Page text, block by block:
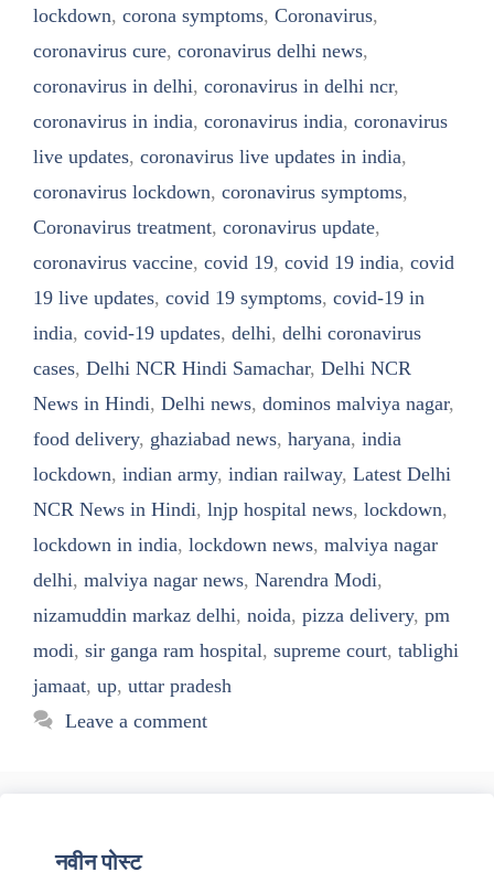
lockdown, corona symptoms, Coronavirus,
coronavirus cure, coronavirus delhi news,
coronavirus in delhi, coronavirus in delhi ncr,
coronavirus in india, coronavirus india, coronavirus
live updates, coronavirus live updates in india,
coronavirus lockdown, coronavirus symptoms,
Coronavirus treatment, coronavirus update,
coronavirus vaccine, covid 19, covid 19 india, covid
19 live updates, covid 19 symptoms, covid-19 in
india, covid-19 updates, delhi, delhi coronavirus
cases, Delhi NCR Hindi Samachar, Delhi NCR
News in Hindi, Delhi news, dominos malviya nagar,
food delivery, ghaziabad news, haryana, india
lockdown, indian army, indian railway, Latest Delhi
NCR News in Hindi, lnjp hospital news, lockdown,
lockdown in india, lockdown news, malviya nagar
delhi, malviya nagar news, Narendra Modi,
nizamuddin markaz delhi, noida, pizza delivery, pm
modi, sir ganga ram hospital, supreme court, tablighi
jamaat, up, uttar pradesh
Leave a comment
नवीन पोस्ट